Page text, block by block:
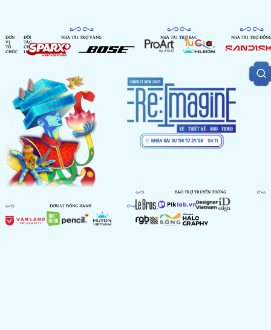
ĐƠN
VỊ
TỔ
CHỨC
ĐỐI
TÁC
CHIẾN
LƯỢC
NHÀ TÀI TRỢ VÀNG NHÀ TÀI TRỢ BẠC NHÀ TÀI TRỢ ĐỒNG
ĐƠN VỊ ĐỒNG HÀNH
BẢO TRỢ TRUYỀN THÔNG